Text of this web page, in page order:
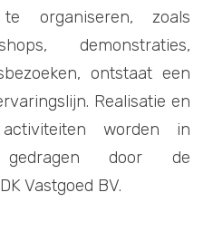
organiseren, zoals
demonstraties,
ontstaat een
Realisatie en
worden in
door de
Vastgoed BV.